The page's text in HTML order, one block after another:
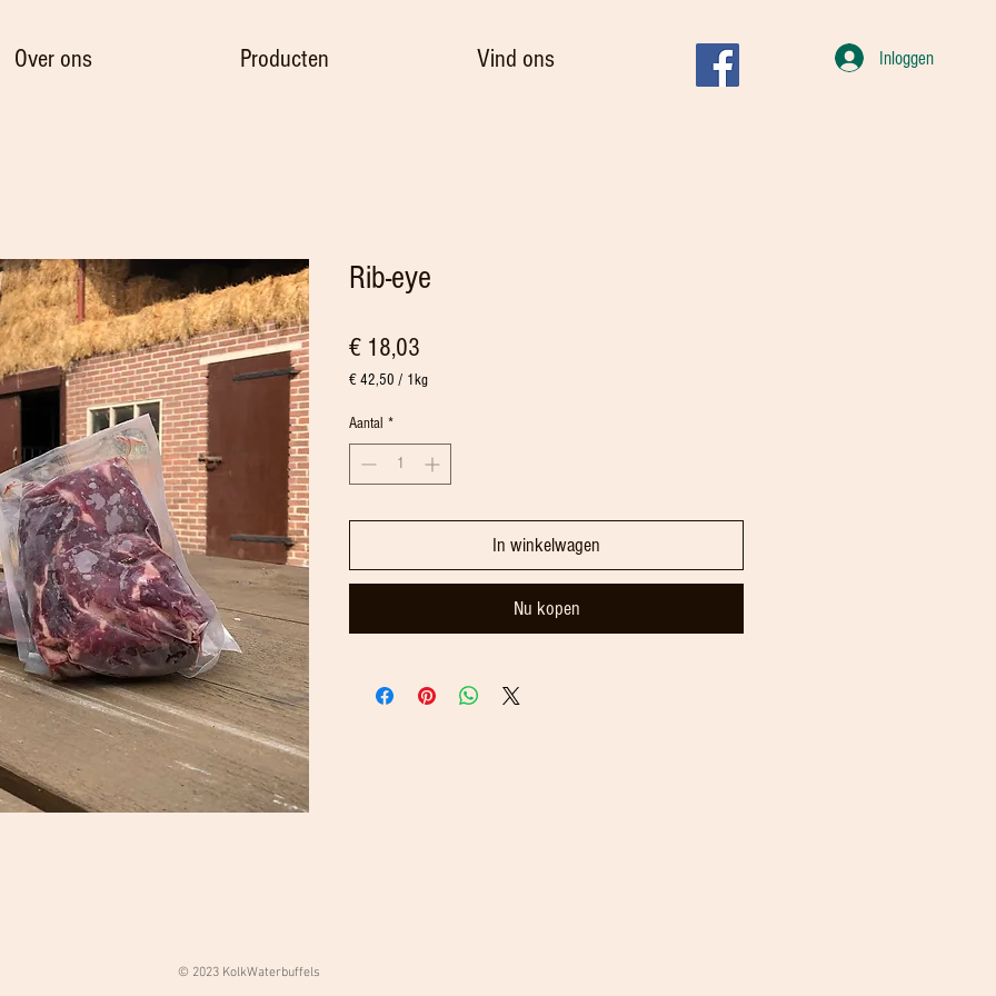
Over ons Producten Vind ons Inloggen
Rib-eye
€ 18,03
€ 42,50 / 1kg
per
1
Kilogram
Aantal *
In winkelwagen
Nu kopen
© 2023 KolkWaterbuffels